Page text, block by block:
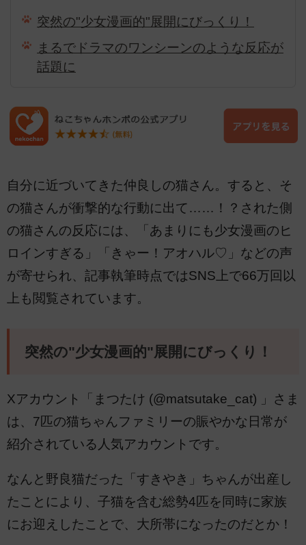
突然の"少女漫画的"展開にびっくり！
まるでドラマのワンシーンのような反応が
話題に
自分に近づいてきた仲良しの猫さん。すると、そ
の猫さんが衝撃的な行動に出て……！？された側
の猫さんの反応には、「あまりにも少女漫画のヒ
ロインすぎる」「きゃー！アオハル♡」などの声
が寄せられ、記事執筆時点ではSNS上で66万回以
上も閲覧されています。
突然の"少女漫画的"展開にびっくり！
Xアカウント「まつたけ (@matsutake_cat) 」さま
は、7匹の猫ちゃんファミリーの賑やかな日常が
紹介されている人気アカウントです。
なんと野良猫だった「すきやき」ちゃんが出産し
たことにより、子猫を含む総勢4匹を同時に家族
にお迎えしたことで、大所帯になったのだとか！